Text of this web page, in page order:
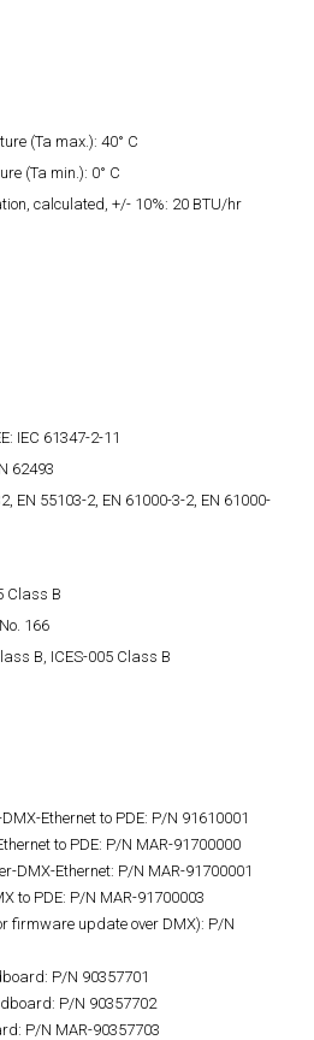
(Ta max.): 40° C
(Ta min.): 0° C
calculated, +/- 10%: 20 BTU/hr
IEC 61347-2-11
62493
EN 55103-2, EN 61000-3-2, EN 61000-
Class B
166
B, ICES-005 Class B
Ethernet to PDE: P/N 91610001
to PDE: P/N MAR-91700000
DMX-Ethernet: P/N MAR-91700001
to PDE: P/N MAR-91700003
firmware update over DMX): P/N
P/N 90357701
P/N 90357702
P/N MAR-90357703